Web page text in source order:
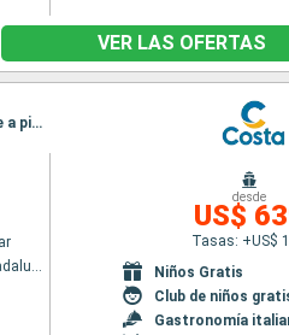
VER LAS OFERTAS
Itinerario : Pointe a pitre (Guadalupe), St Kitts, Antigua, Tortola, Santo Domingo, Fort-de-France, Pointe a pitre (Guadalupe)
Pointe a pitre (Guadalupe)
desde
US$
Tasas: +US$
Niños Gratis
Club de niños
Gastronomía